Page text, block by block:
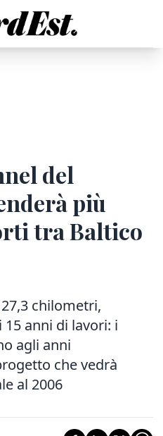
del
più
tra Baltico
chilometri,
anni di lavori: i
agli anni
che vedrà
al 2006